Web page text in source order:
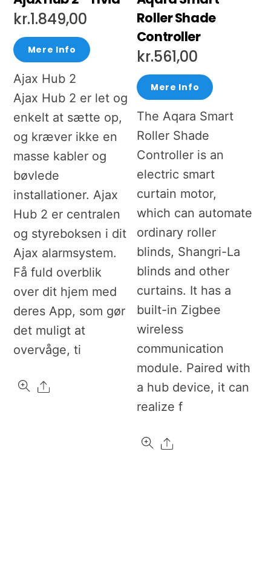
kr.1.849,00
Mere Info
Ajax Hub 2
Ajax Hub 2 er let og
enkelt at sætte op,
og kræver ikke en
masse kabler og
bøvlede
installationer. Ajax
Hub 2 er centralen
og styreboksen i dit
Ajax alarmsystem.
Få fuld overblik
over dit hjem med
deres App, som gør
det muligt at
overvåge, ti
Share
Roller Shade
Controller
kr.561,00
Mere Info
The Aqara Smart
Roller Shade
Controller is an
electric smart
curtain motor,
which can automate
ordinary roller
blinds, Shangri-La
blinds and other
curtains. It has a
built-in Zigbee
wireless
communication
module. Paired with
a hub device, it can
realize f
Share